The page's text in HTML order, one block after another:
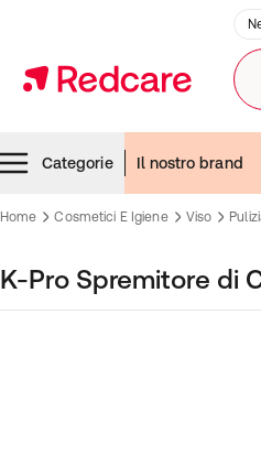
Categorie
Il nostro brand
Home Cosmetici E Igiene Viso
K-Pro Spremitore di